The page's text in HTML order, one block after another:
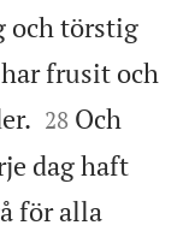
och törstig
frusit och


28 Och
dag haft
för alla